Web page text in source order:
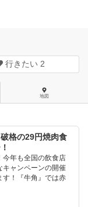
行きたい 2
地図
格の29円焼肉食
今年も全国の飲食店
キャンペーンの開催
す！『牛角』では赤